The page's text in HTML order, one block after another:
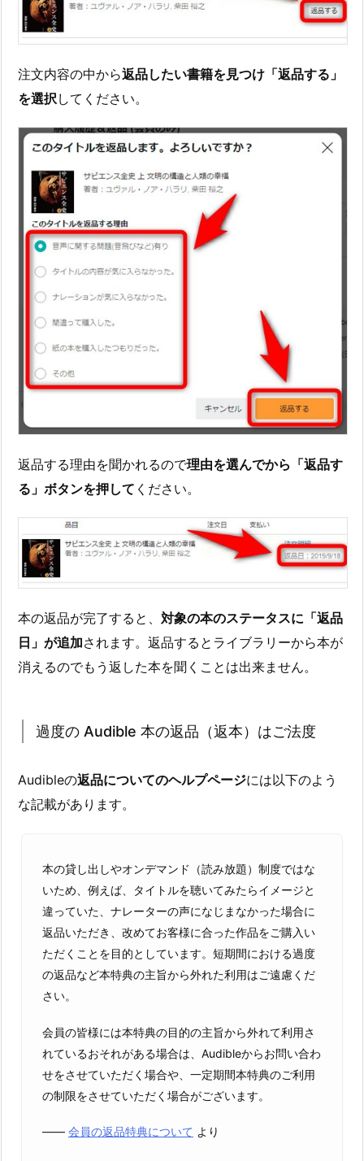
注文内容の中から返品したい書籍を見つけ「返品する」
を選択 してください。
返品する理由を聞かれるので理由を選んでから「返品す
る」ボタンを押して ください。
本の返品が完了すると、 対象の本のステータスに「返品
日」が追加されます。返品するとライブラリーから本が
消えるのでもう返した本を聞くことは出来ません。
過度の Audible 本の返品（返本）はご法度
Audibleの返品についてのヘルプページには以下のよう
な記載があります。
本の貸し出しやオンデマンド（読み放題）制度ではな
いため、例えば、タイトルを聴いてみたらイメージと
違っていた、ナレーターの声になじまなかった場合に
返品いただき、改めてお客様に合った作品をご購入い
ただくことを目的としています。短期間における過度
の返品など本特典の主旨から外れた利用はご遠慮くだ
さい。
会員の皆様には本特典の目的の主旨から外れて利用さ
れているおそれがある場合は、Audibleからお問い合わ
せをさせていただく場合や、一定期間本特典のご利用
の制限をさせていただく場合がございます。
―― 会員の返品特典について より